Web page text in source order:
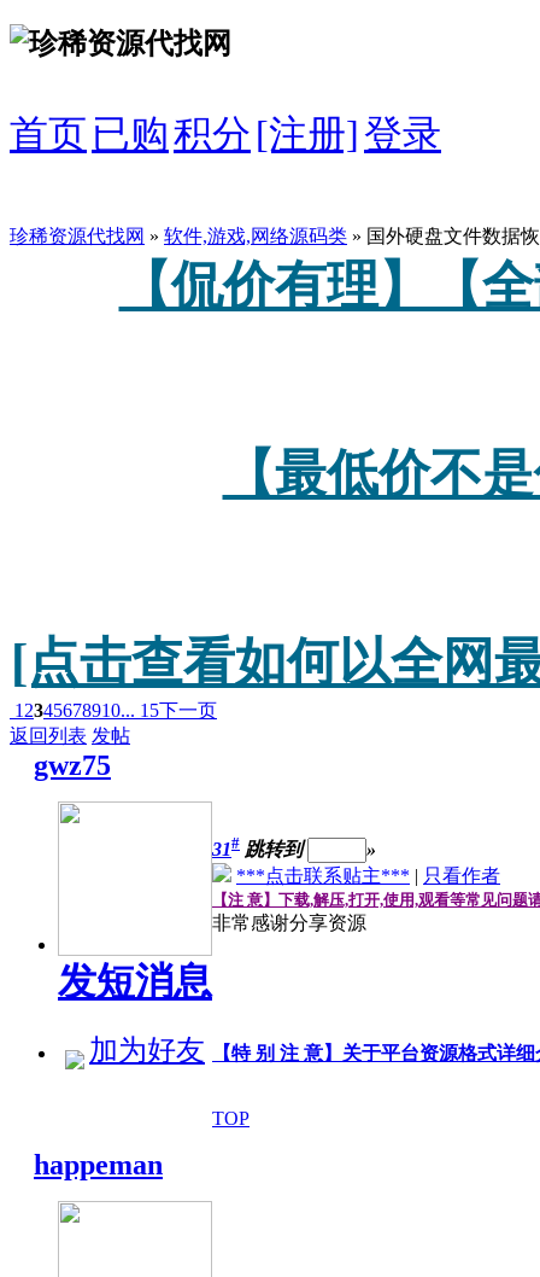
首页 已购积分[注册]登录
珍稀资源代找网 » 软件,游戏,网络源码类 » 国外硬盘文件数据
【侃价有理】【
【最低价不
[点击查看如何以全网
1 2345678910... 15下一页
返回列表 发帖
gwz75
发短消息
加为好友
31# 跳转到
»
***点击联系贴主*** | 只看作者
【注 意】下载,解压,打开,使用,观看等常见问题
非常感谢分享资源
【特 别 注 意】关于平台资源格式详
TOP
happeman